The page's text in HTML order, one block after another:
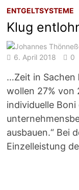
ENTGELTSYSTEME
Klug
6. April 2018
0
…Zeit in Sachen
wollen 27% von
individuelle
ausbauen.“ Bei
Einzelleistung